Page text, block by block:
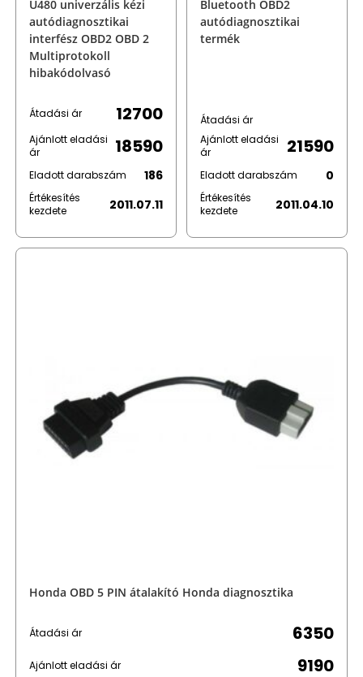
U480 univerzális kézi
autódiagnosztikai
interfész OBD2 OBD 2
Multiprotokoll
hibakódolvasó
Átadási ár 12700
Ajánlott eladási
ár
18590
Eladott darabszám 186
Értékesítés
kezdete
2011.07.11
Bluetooth OBD2
autódiagnosztikai
termék
Átadási ár
Ajánlott eladási
ár
21590
Eladott darabszám 0
Értékesítés
kezdete
2011.04.10
Honda OBD 5 PIN átalakító Honda diagnosztika
Átadási ár 6350
Ajánlott eladási ár 9190